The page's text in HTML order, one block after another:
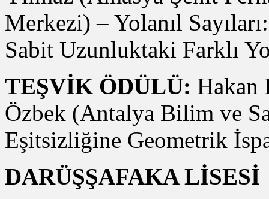
Merkezi) – Yolanıl
Sabit Uzunluktaki Farklı
TEŞVİK ÖDÜLÜ: Hakan
Özbek (Antalya Bilim ve
Eşitsizliğine Geometrik
DARÜŞŞAFAKA LİSESİ